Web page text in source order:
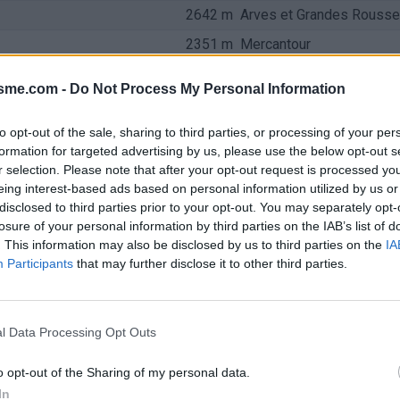
- Do Not Process My Personal Information
opt-out of the sale, sharing to third parties, or processing of your
for targeted advertising by us, please use the below opt-out
selection. Please note that after your opt-out request is processed
interest-based ads based on personal information utilized by us
to third parties prior to your opt-out. You may separately
of your personal information by third parties on the IAB’s list of
This information may also be disclosed by us to third parties on the
Participants that may further disclose it to other third parties.
Data Processing Opt Outs
opt-out of the Sharing of my personal data.
2642 m Arves et Grandes
2351 m Mercantour
2108 m Ubaye
2093 m
Pelat
2064 m
Arves et Grandes
1997 m Ubaye
1968 m Beaufortain
1826 m Provence